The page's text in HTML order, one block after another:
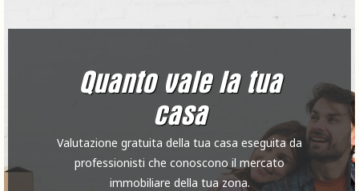
Quanto vale la tua
casa
Valutazione gratuita della tua casa eseguita da
professionisti che conoscono il mercato
immobiliare della tua zona.